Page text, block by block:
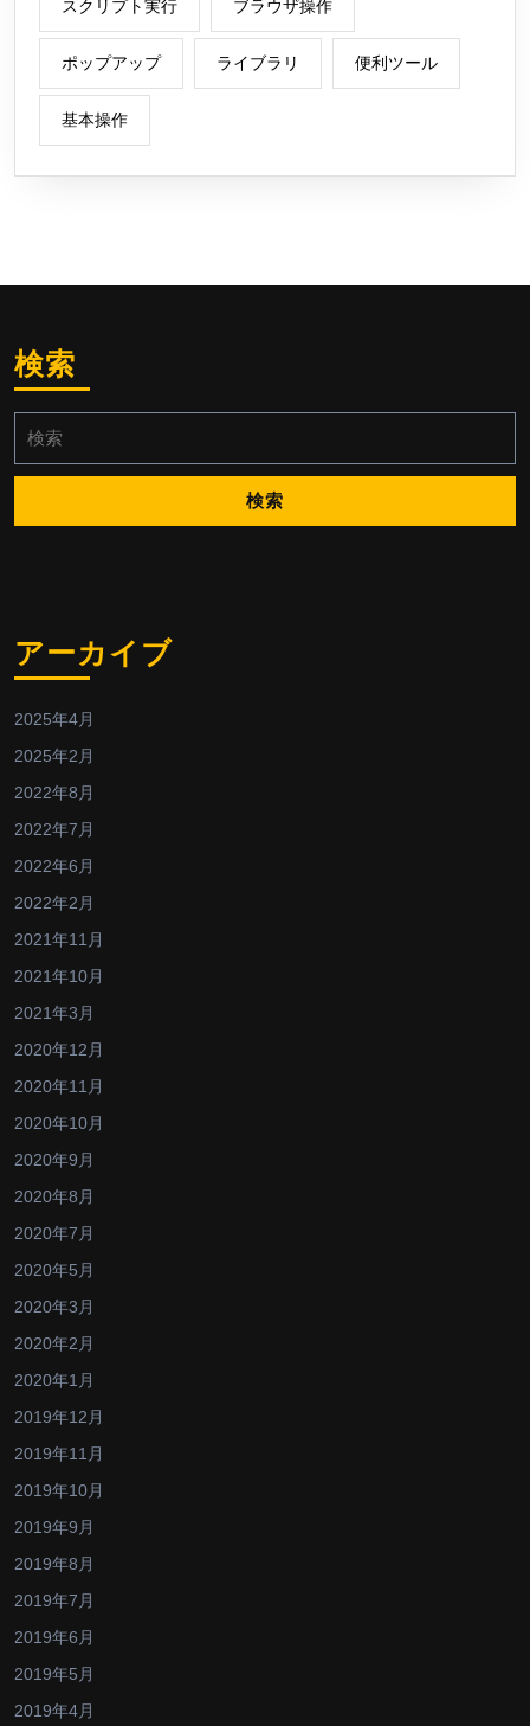
スクリプト実行 ブラウザ操作
ポップアップ ライブラリ 便利ツール
基本操作
検索
索:
アーカイブ
2025年4月
2025年2月
2022年8月
2022年7月
2022年6月
2022年2月
2021年11月
2021年10月
2021年3月
2020年12月
2020年11月
2020年10月
2020年9月
2020年8月
2020年7月
2020年5月
2020年3月
2020年2月
2020年1月
2019年12月
2019年11月
2019年10月
2019年9月
2019年8月
2019年7月
2019年6月
2019年5月
2019年4月